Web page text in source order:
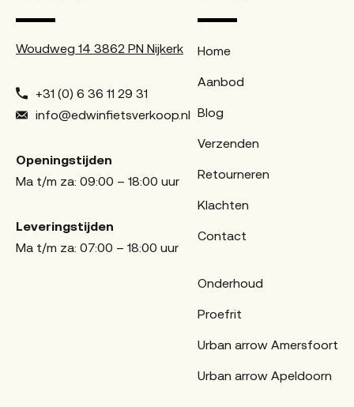
Woudweg 14 3862 PN Nijkerk
+31 (0) 6 36 11 29 31
info@edwinfietsverkoop.nl
Openingstijden
Ma t/m za: 09:00 – 18:00 uur
Leveringstijden
Ma t/m za: 07:00 – 18:00 uur
Home
Aanbod
Blog
Verzenden
Retourneren
Klachten
Contact
Onderhoud
Proefrit
Urban arrow Amersfoort
Urban arrow Apeldoorn